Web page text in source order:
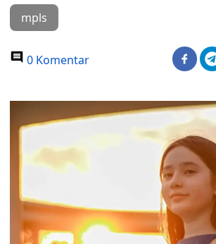
mpls
0 Komentar